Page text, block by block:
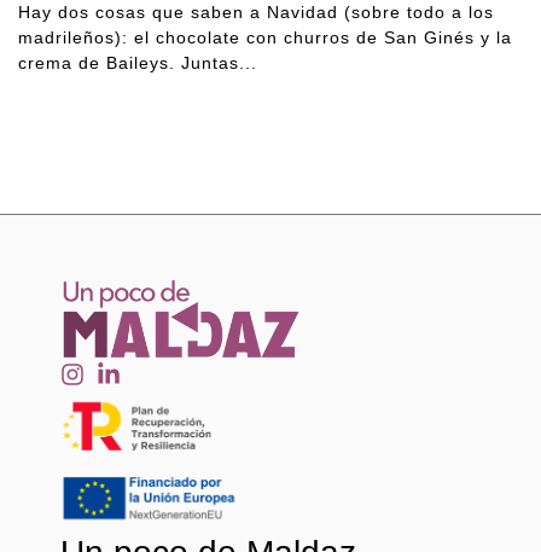
Hay dos cosas que saben a Navidad (sobre todo a los
madrileños): el chocolate con churros de San Ginés y la
crema de Baileys. Juntas...